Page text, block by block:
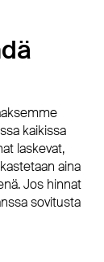
kaikissa
laskevat,
aina
Jos hinnat
sovitusta